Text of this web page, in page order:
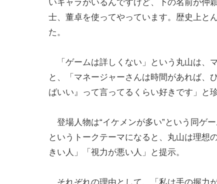
いキャラがいるんですけど、下の名前が仲
士、董卓を使ってやっています。歴史上と
た。
「ゲームは詳しくない」という丸山は、
と、「マネージャーさんは時間があれば、
ばいい』って言ってるくらい好きです」と
登場人物は“イケメンが多い”という同ゲ
というトークテーマになると、丸山は理想
きい人」「視力が悪い人」と提示。
それぞれの理由として、「私は手の握力